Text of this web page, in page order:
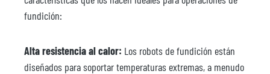
fundición:
Alta resistencia al calor: Los robots de fundición están
diseñados para soportar temperaturas extremas, a menudo